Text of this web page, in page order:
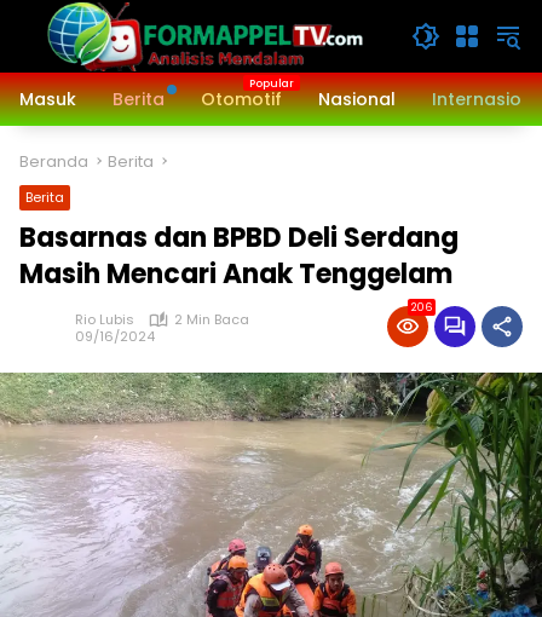
Langsung
konten
Masuk
Berita Otomotif Nasional
Beranda Berita
Berita
Basarnas dan BPBD Deli Serdang
Masih Mencari Anak Tenggelam
Rio Lubis
2 Min Baca
09/16/2024
206